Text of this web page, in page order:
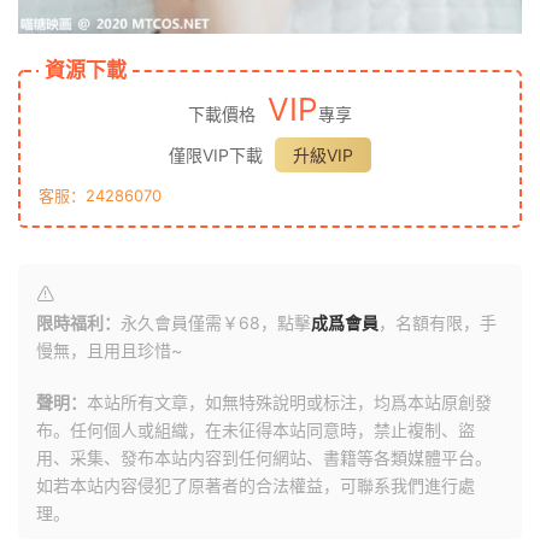
資源下載
下載價格 VIP專享
僅限VIP下載
升級VIP
客服：24286070
限時福利： 永久會員僅需￥68，點擊成爲會員，名額有限，手
慢無，且用且珍惜~
聲明： 本站所有文章，如無特殊說明或标注，均爲本站原創發
布。任何個人或組織，在未征得本站同意時，禁止複制、盜
用、采集、發布本站内容到任何網站、書籍等各類媒體平台。
如若本站内容侵犯了原著者的合法權益，可聯系我們進行處
理。